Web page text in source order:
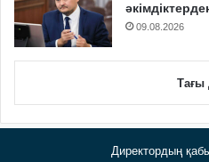
09.08.2026
Тағы
Директордың